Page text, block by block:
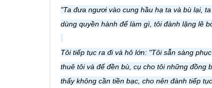
"Ta đưa ngươi vào cung hầu hạ ta và bù lại,
dùng quyền hành để làm gì, tôi đành lặng lẽ bỏ
Tôi tiếp tục ra đi và hô lớn: "Tôi sẵn sàng
thuê tôi và để đền bù, cụ cho tôi những đồng
thấy không cần tiền bạc, cho nên đành tiếp